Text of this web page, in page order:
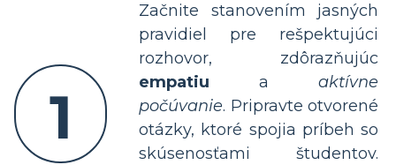
1
Začnite stanovením jasných
pravidiel pre rešpektujúci
rozhovor, zdôrazňujúc
empatiu a aktívne
počúvanie. Pripravte otvorené
otázky, ktoré spojia príbeh so
skúsenosťami študentov.